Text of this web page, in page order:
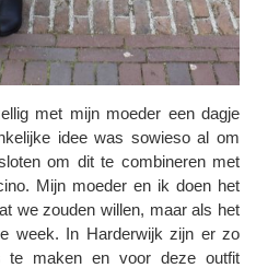
met mijn moeder een dagje
idee was sowieso al om
om dit te combineren met
Mijn moeder en ik doen het
we zouden willen, maar als het
week. In Harderwijk zijn er zo
te maken en voor deze outfit